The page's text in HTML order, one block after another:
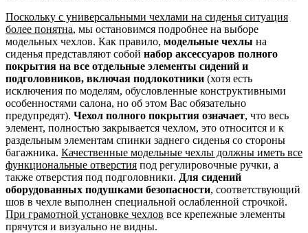
Поскольку с универсальными чехлами на сиденья ситуация
более понятна, мы остановимся подробнее на выборе
модельных чехлов. Как правило, модельные чехлы на
сиденья представляют собой набор аксессуаров полного
покрытия на все отдельные элементы сидений и
подголовников, включая подлокотники (хотя есть
исключения по моделям, обусловленные конструктивными
особенностями салона, но об этом Вас обязательно
предупредят). Чехол полного покрытия означает, что весь
элемент, полностью закрывается чехлом, это относится и к
раздельным элементам спинки заднего сиденья со стороны
багажника. Качественные модельные чехлы должны иметь все
функциональные отверстия под регулировочные ручки, а
также отверстия под подголовники. Для сидений
оборудованных подушками безопасности, соответствующий
шов в чехле выполнен специальной ослабленной строчкой.
При грамотной установке чехлов все крепежные элементы
прячутся и визуально не видны.